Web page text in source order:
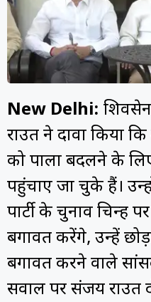
New Delhi:
राउत ने दावा किया
को पाला बदलने के
पहुंचाए जा चुके हैं।
पार्टी के चुनाव चिन्ह
बगावत करेंगे, उन्हें
बगावत करने वाले
सवाल पर संजय राउत